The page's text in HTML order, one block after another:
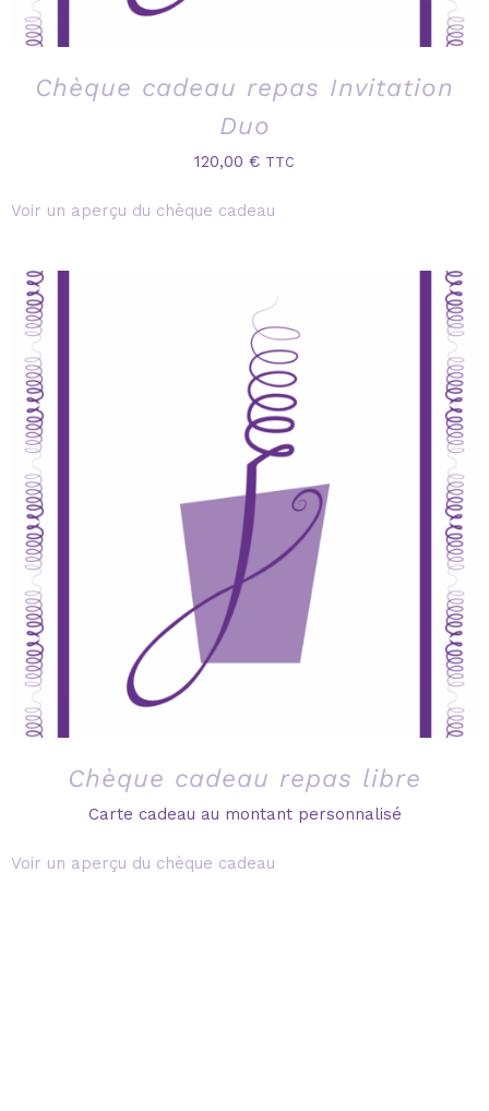
Chèque cadeau repas Invitation
Duo
120,00 € TTC
Voir un aperçu du chèque cadeau
Chèque cadeau repas libre
Carte cadeau au montant personnalisé
Voir un aperçu du chèque cadeau